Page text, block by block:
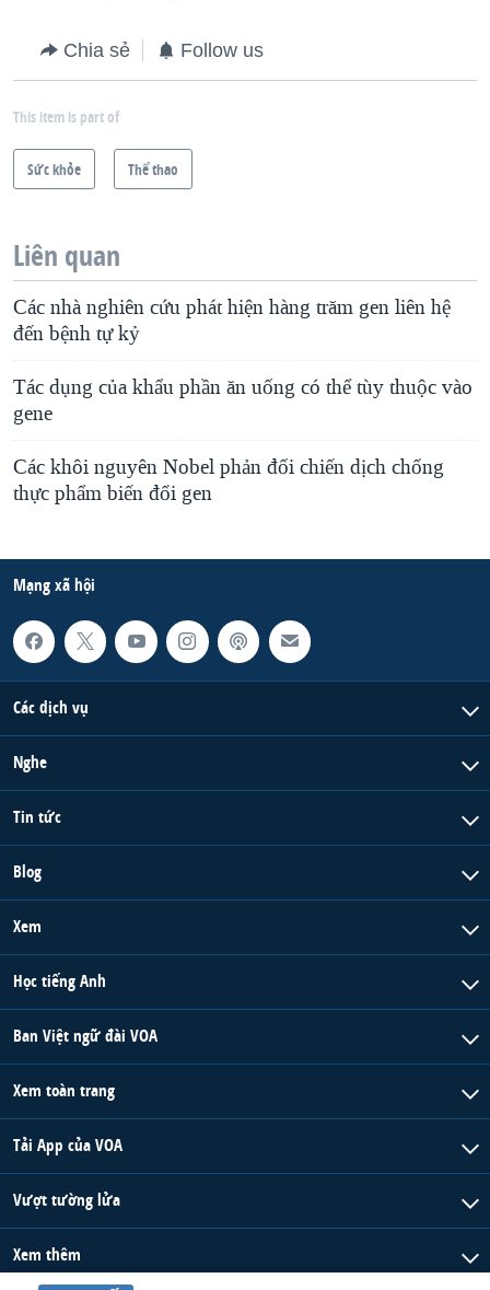
Chia sẻ Follow us
This item is part of
Sức khỏe Thể thao
Liên quan
Các nhà nghiên cứu phát hiện hàng trăm gen liên hệ
đến bệnh tự kỷ
Tác dụng của khẩu phần ăn uống có thể tùy thuộc vào
gene
Các khôi nguyên Nobel phản đối chiến dịch chống
thực phẩm biến đổi gen
Mạng xã hội
Các dịch vụ
Nghe
Tin tức
Blog
Xem
Học tiếng Anh
Ban Việt ngữ đài VOA
Xem toàn trang
Tải App của VOA
Vượt tường lửa
Xem thêm